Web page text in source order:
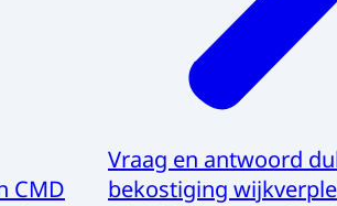
CMD
Vraag en antwoord
bekostiging